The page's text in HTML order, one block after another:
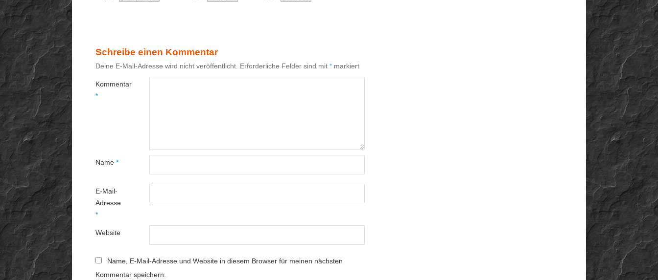
Schreibe einen Kommentar
Deine E-Mail-Adresse wird nicht veröffentlicht. Erforderliche Felder sind mit * markiert
Kommentar
*
Name *
E-Mail-
Adresse
*
Website
Name, E-Mail-Adresse und Website in diesem Browser für meinen nächsten
Kommentar speichern.